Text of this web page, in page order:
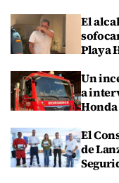
El
Playa
Un
a
Honda
El
de